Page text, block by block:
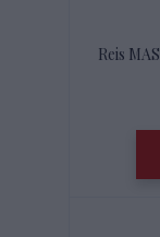
Reis